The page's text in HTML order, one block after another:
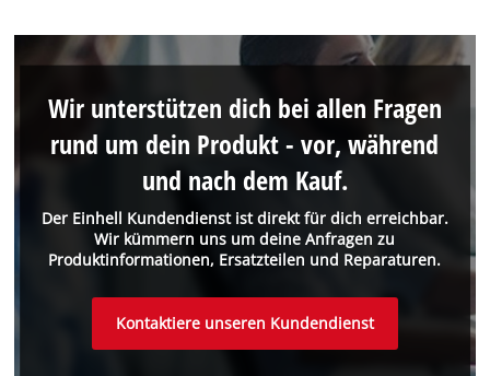
Der Einhell Kundendienst ist direkt für dich erreichbar.
Wir kümmern uns um deine Anfragen zu
Produktinformationen, Ersatzteilen und Reparaturen.
Wir unterstützen dich bei allen Fragen
rund um dein Produkt - vor, während
und nach dem Kauf.
Kontaktiere unseren Kundendienst